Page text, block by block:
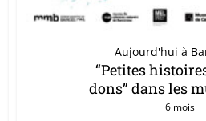
Aujourd'hui à
“Petites
dons” dans les
6 mois